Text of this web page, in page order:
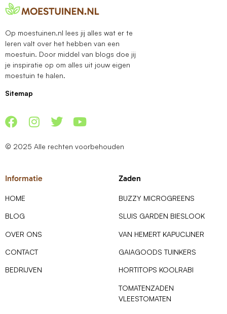
Op moestuinen.nl lees jij alles wat er te
leren valt over het hebben van een
moestuin. Door middel van blogs doe jij
je inspiratie op om alles uit jouw eigen
moestuin te halen.
Sitemap
© 2025 Alle rechten voorbehouden
Informatie
HOME
BLOG
OVER ONS
CONTACT
BEDRIJVEN
Zaden
BUZZY MICROGREENS
SLUIS GARDEN BIESLOOK
VAN HEMERT KAPUCIJNER
GAIAGOODS TUINKERS
HORTITOPS KOOLRABI
TOMATENZADEN
VLEESTOMATEN